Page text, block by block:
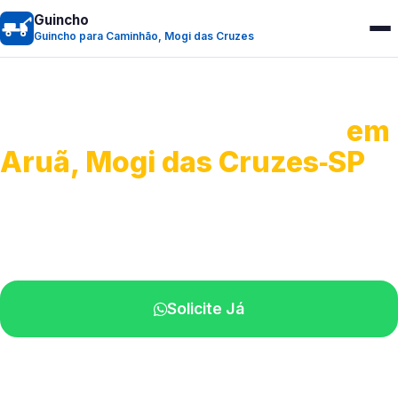
Guincho
Guincho para Caminhão, Mogi das Cruzes
em
Aruã, Mogi das Cruzes‑SP
Solicite Já